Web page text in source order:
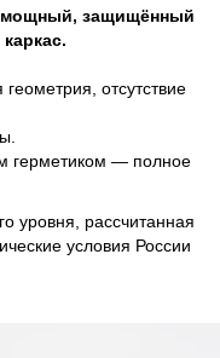
мощный, защищённый
отсутствие
герметиком — полное
уровня, рассчитанная
условия России